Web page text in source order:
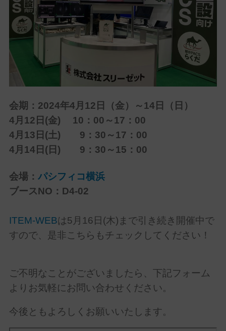
会期： 2024年4月12日（金）～14日（日）
4月12日(金) 10：00～17：00
4月13日(土) 9：30～17：00
4月14日(日) 9：30～15：00
会場： パシフィコ横浜
ブースNO：D4-02
ITEM-WEBは5月16日(木)まで引き続き開催中で
すので、是非こちらもチェックしてください！
ご不明なことがございましたら、下記フォーム
よりお気軽にお問い合わせください。
今後ともよろしくお願いいたします。